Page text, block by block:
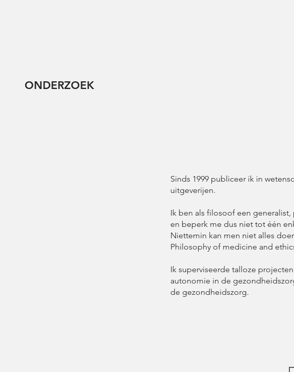
Sinds 1999 publiceer ik in
uitgeverijen.
Ik ben als filosoof een
en beperk me dus niet tot één
Niettemin kan men niet alles
Philosophy of medicine and
Ik superviseerde talloze
autonomie in de
de gezondheidszorg.
ONDERZOEK